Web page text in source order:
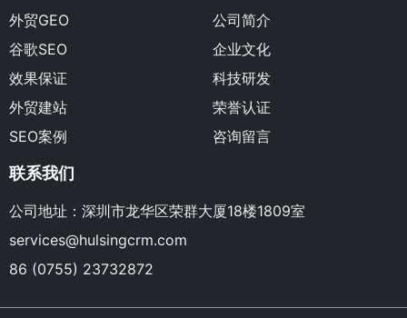
外贸GEO
谷歌SEO
效果保证
外贸建站
SEO案例
公司简介
企业文化
科技研发
荣誉认证
咨询留言
联系我们
公司地址：深圳市龙华区荣群大厦18楼1809室
services@hulsingcrm.com
86 (0755) 23732872